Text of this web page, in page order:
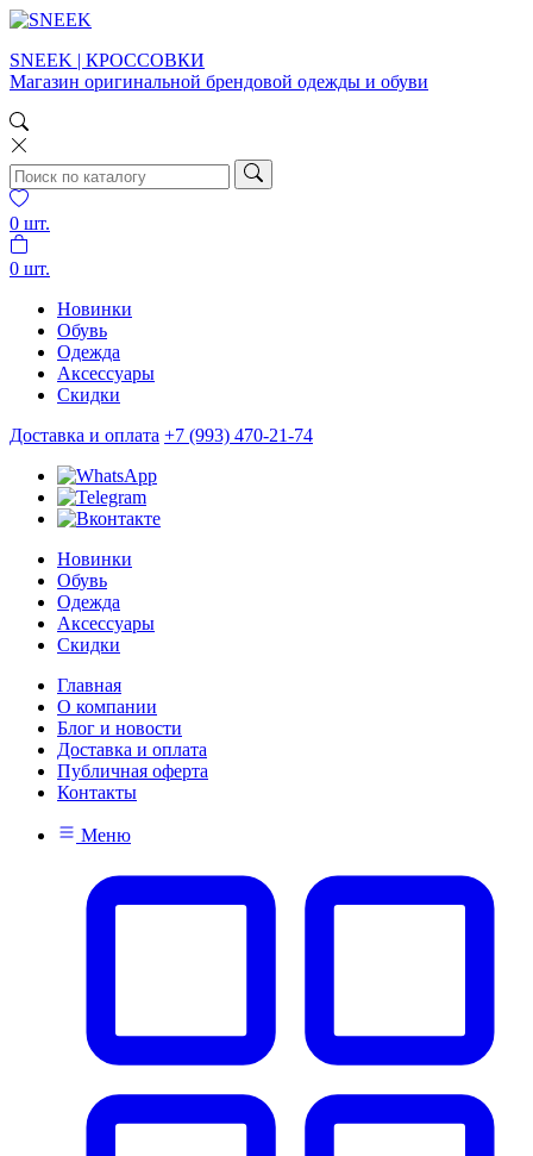
SNEEK | КРОССОВКИ
Магазин оригинальной брендовой одежды и обуви
0 шт.
0 шт.
Новинки
Обувь
Одежда
Аксессуары
Скидки
Доставка и оплата +7 (993) 470-21-74
Новинки
Обувь
Одежда
Аксессуары
Скидки
Главная
О компании
Блог и новости
Доставка и оплата
Публичная оферта
Контакты
Меню